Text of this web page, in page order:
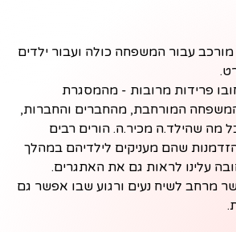
מורכב עבור המשפחה כולה ועבור ילדים
פרידות מרובות - מהמסגרת
המורחבת, מהחברים והחברות,
שהילד.ה מכיר.ה. הורים רבים
שהם מעניקים לילדיהם במהלך
עלינו לראות גם את האתגרים.
מרחב לשיח נעים ורגוע שבו אפשר גם